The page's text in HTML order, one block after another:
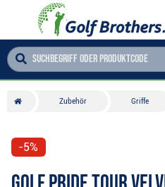
Zubehör Griffe
-5%